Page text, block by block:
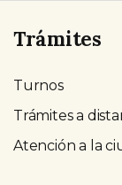
Trámites
Turnos
Trámites a
Atención a la